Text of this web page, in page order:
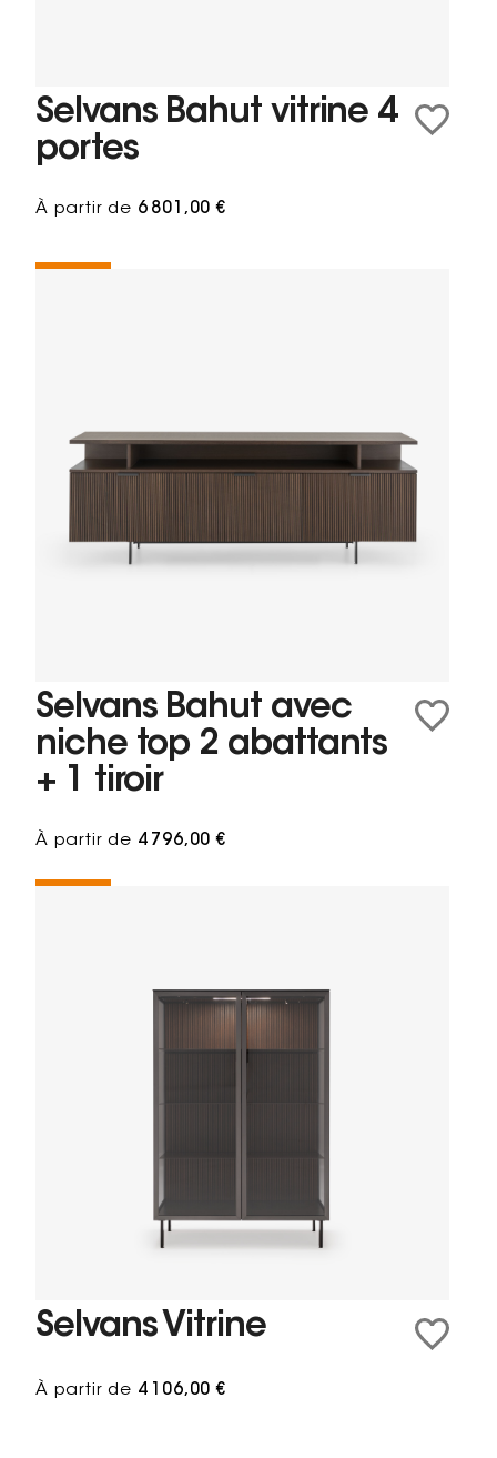
Selvans Bahut vitrine 4
portes
À partir de 6 801,00 €
Selvans Bahut avec
niche top 2 abattants
+ 1 tiroir
À partir de 4 796,00 €
Selvans Vitrine
À partir de 4 106,00 €